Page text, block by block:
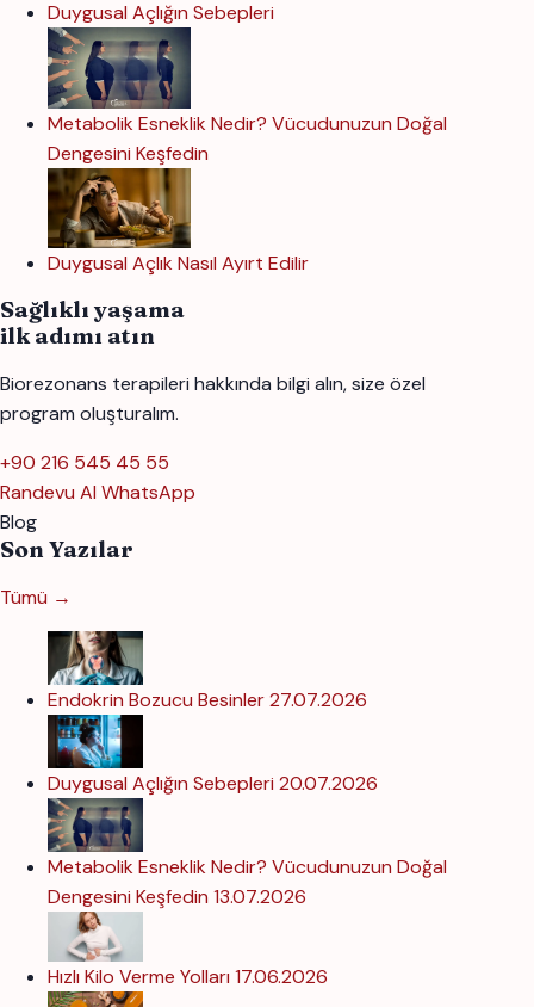
Duygusal Açlığın Sebepleri
Metabolik Esneklik Nedir? Vücudunuzun Doğal
Dengesini Keşfedin
Duygusal Açlık Nasıl Ayırt Edilir
Sağlıklı yaşama
ilk adımı atın
Biorezonans terapileri hakkında bilgi alın, size özel
program oluşturalım.
+90 216 545 45 55
Randevu Al WhatsApp
Blog
Son Yazılar
Tümü →
Endokrin Bozucu Besinler27.07.2026
Duygusal Açlığın Sebepleri 20.07.2026
Metabolik Esneklik Nedir? Vücudunuzun Doğal
Dengesini Keşfedin 13.07.2026
Hızlı Kilo Verme Yolları 17.06.2026